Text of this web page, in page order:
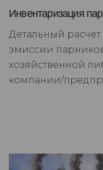
Инвентаризация
Детальный
эмиссии
хозяйственной
компании/